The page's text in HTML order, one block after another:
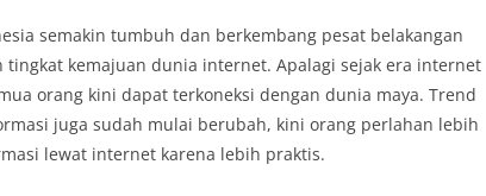
semakin tumbuh dan berkembang pesat belakangan
tingkat kemajuan dunia internet. Apalagi sejak era internet
orang kini dapat terkoneksi dengan dunia maya. Trend
juga sudah mulai berubah, kini orang perlahan lebih
lewat internet karena lebih praktis.